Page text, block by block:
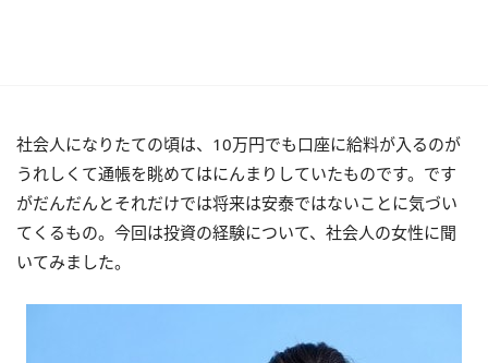
社会人になりたての頃は、10万円でも口座に給料が入るのが
うれしくて通帳を眺めてはにんまりしていたものです。です
がだんだんとそれだけでは将来は安泰ではないことに気づい
てくるもの。今回は投資の経験について、社会人の女性に聞
いてみました。